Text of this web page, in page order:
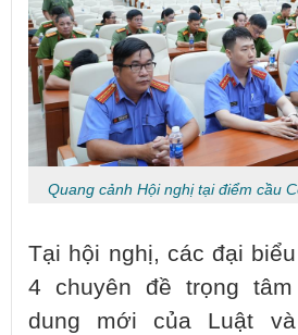
Quang cảnh Hội nghị tại điểm cầu
Tại hội nghị, các đại
4 chuyên đề trọng
dung mới của Luật